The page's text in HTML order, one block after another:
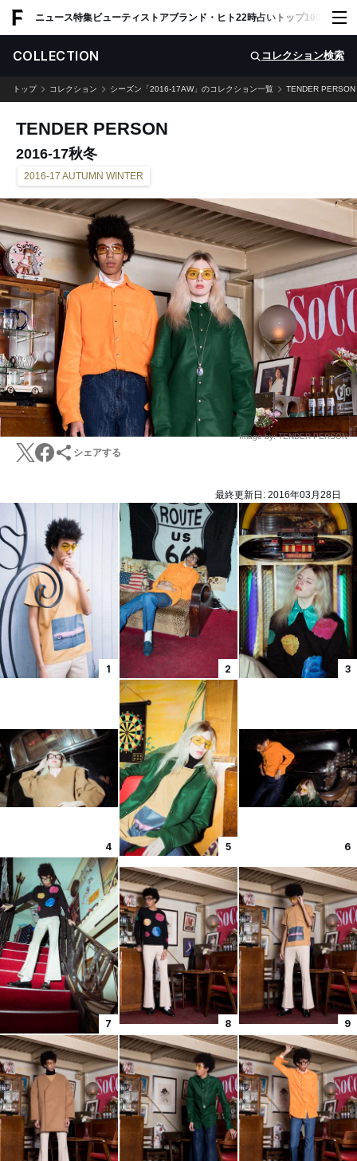
ニュース特集ビューティ ストアブランド・ヒト22時占い トップ100 スナッ
COLLECTION コレクション検索
トップ コレクション シーズン「2016-17AW」のコレクション一覧 TENDER PERSON
TENDER PERSON
2016-17秋冬
2016-17 AUTUMN WINTER
Image by: TENDER PERSON
シェアする
最終更新日: 2016年03月28日
1 2 3
4 5 6
7 8 9